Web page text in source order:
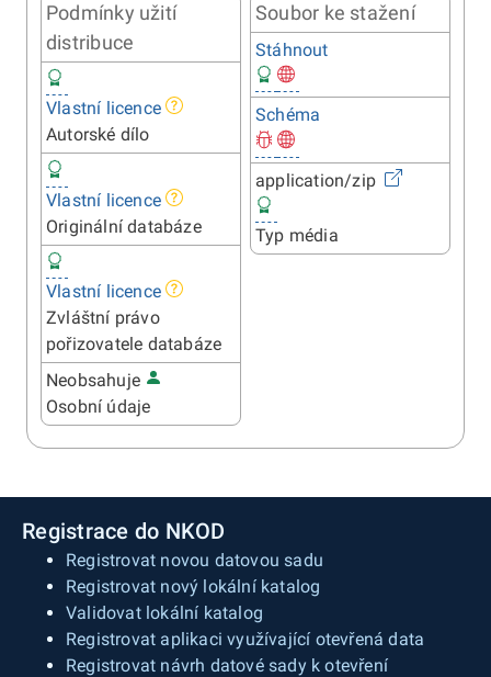
Podmínky užití
distribuce
Vlastní licence
Autorské dílo
Vlastní licence
Originální databáze
Vlastní licence
Zvláštní právo
pořizovatele databáze
Neobsahuje
Osobní údaje
Soubor ke stažení
Stáhnout
Schéma
application/zip
Typ média
Registrace do NKOD
Registrovat novou datovou sadu
Registrovat nový lokální katalog
Validovat lokální katalog
Registrovat aplikaci využívající otevřená data
Registrovat návrh datové sady k otevření